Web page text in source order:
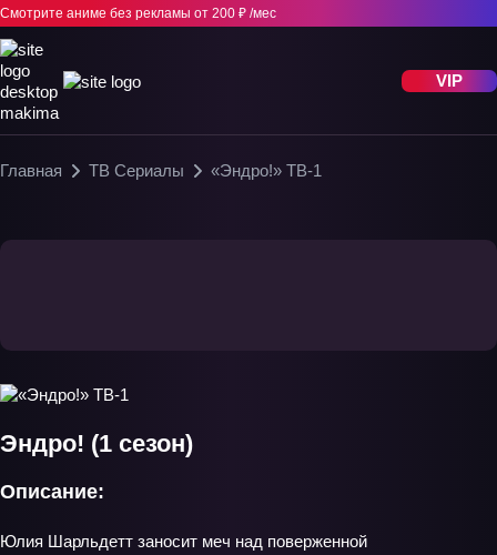
Смотрите аниме без рекламы от 200 ₽ /мес
VIP
Главная ТВ Сериалы «Эндро!» ТВ-1
Эндро! (1 сезон)
Описание:
Юлия Шарльдетт заносит меч над поверженной